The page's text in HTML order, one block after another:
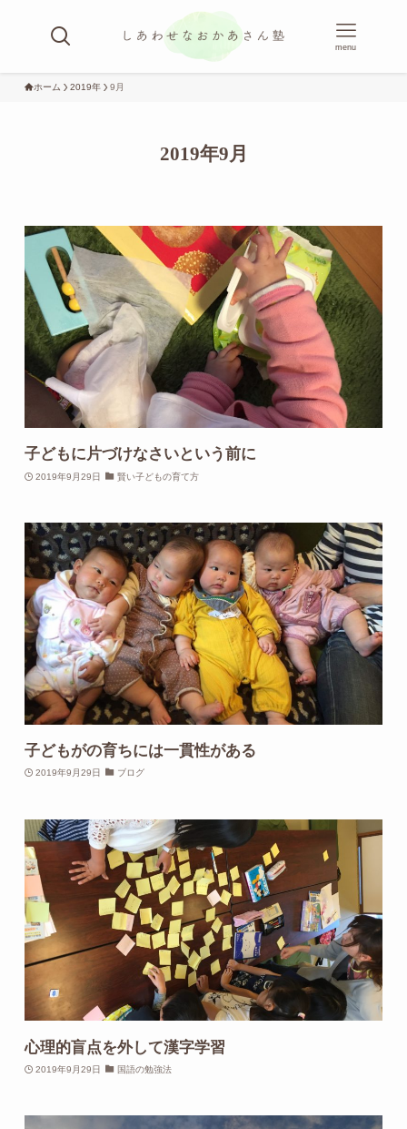
menu
ホーム 2019年 9月
2019年9月
子どもに片づけなさいという前に
2019年9月29日 賢い子どもの育て方
子どもがの育ちには一貫性がある
2019年9月29日 ブログ
心理的盲点を外して漢字学習
2019年9月29日 国語の勉強法